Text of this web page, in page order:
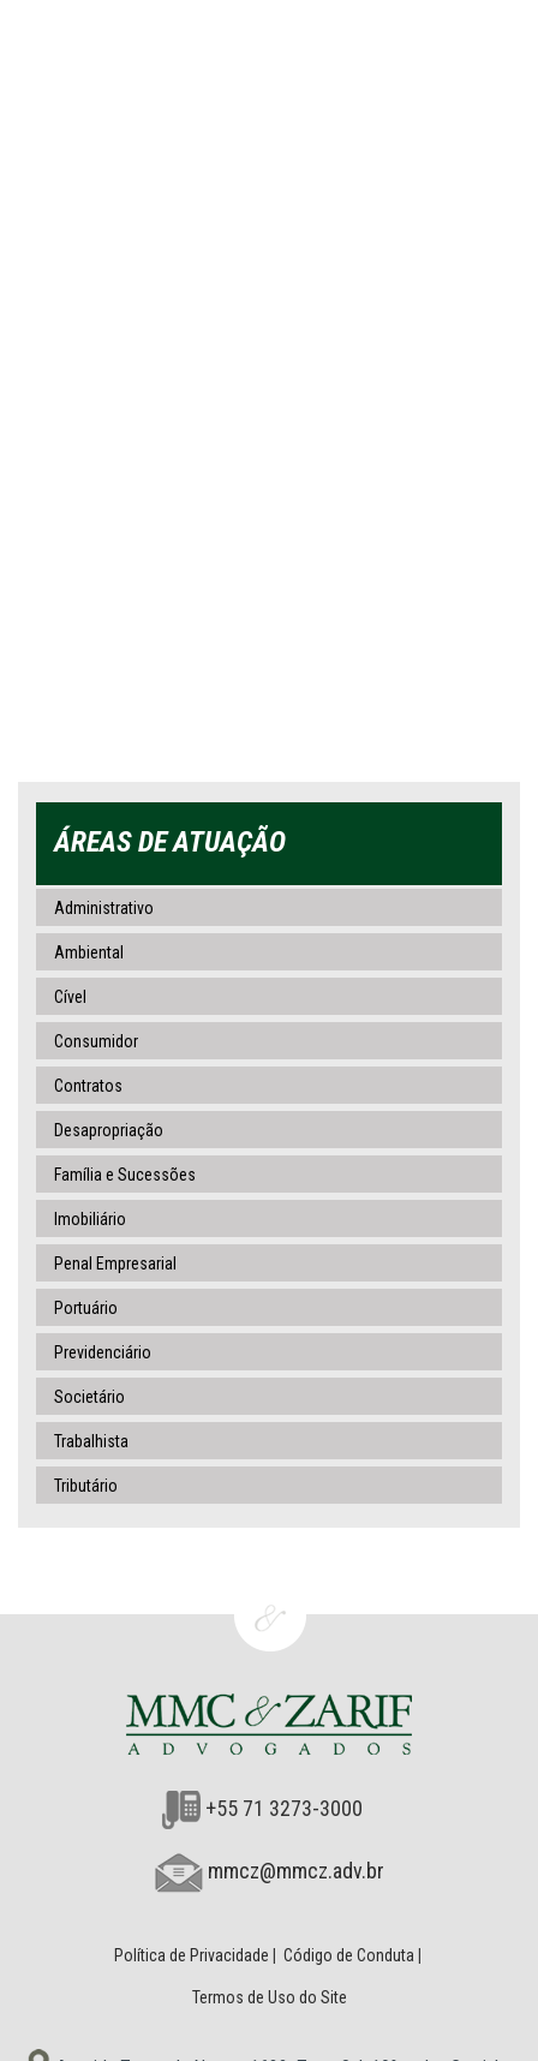
ÁREAS DE ATUAÇÃO
Administrativo
Ambiental
Cível
Consumidor
Contratos
Desapropriação
Família e Sucessões
Imobiliário
Penal Empresarial
Portuário
Previdenciário
Societário
Trabalhista
Tributário
+55 71 3273-3000
mmcz@mmcz.adv.br
Política de Privacidade Código de Conduta
Termos de Uso do Site